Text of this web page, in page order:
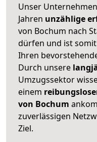
Unser
Jahren unzählige
von Bochum nach
dürfen und ist
Ihren
Durch unsere
Umzugssektor
einem
von Bochum
zuverlässigen
Ziel.